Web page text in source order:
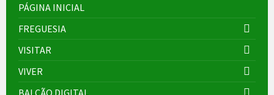
PÁGINA INICIAL
FREGUESIA
VISITAR
VIVER
BALCÃO DIGITAL